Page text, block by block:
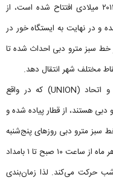
شهر را پوشش می‌دهد. این لاین که در سال ۲۰۱۱ میلادی افتتاح شده است، از
و در نهایت به ایستگاه خور در
سبز مترو دبی احداث شده تا
مختلف شهر انتقال دهد.
شما قادر هستید که در دو ایستگاه بورجمان و اتحاد (UNION) که در واقع
هستند، از قطار پیاده شده و
سبز مترو دبی روزهای پنج‌شنبه
از ساعت ۵:۳۰ صبح تا ۱ بامداد و روزهای جمعه هر ماه از ساعت ۱۰ صبح تا ۱ بامداد
روزهای نیز از ساعت ۵:۳۰ صبح تا ۱۲ شب حرکت می‌کند. لذا زمان‌بندی